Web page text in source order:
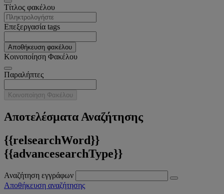
Tίτλος φακέλου
Επεξεργασία tags
Αποθήκευση φακέλου
Κοινοποίηση Φακέλου
Παραλήπτες
Κοινοποίηση Φακέλου
Αποτελέσματα Αναζήτησης
{{relsearchWord}}
{{advancesearchType}}
Αναζήτηση εγγράφων
Αποθήκευση αναζήτησης